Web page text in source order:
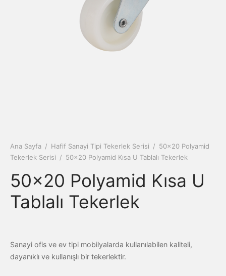
Ana Sayfa / Hafif Sanayi Tipi Tekerlek Serisi / 50x20 Polyamid
Tekerlek Serisi / 50×20 Polyamid Kısa U Tablalı Tekerlek
50×20 Polyamid Kısa U
Tablalı Tekerlek
Sanayi ofis ve ev tipi mobilyalarda kullanılabilen kaliteli,
dayanıklı ve kullanışlı bir tekerlektir.